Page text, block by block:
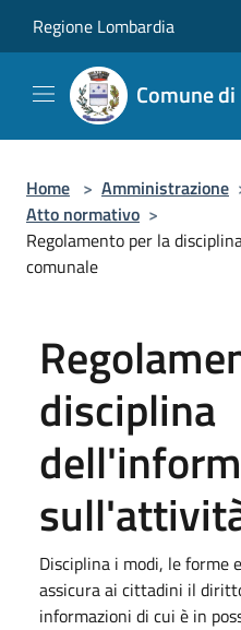
Regione Lombardia
Comune
Home > Amministrazione
Atto normativo >
Regolamento per la
comunale
disciplina
Disciplina i modi, le forme
assicura ai cittadini il
informazioni di cui è in